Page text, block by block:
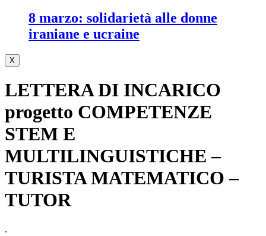
8 marzo: solidarietà alle donne
iraniane e ucraine
X
LETTERA DI INCARICO
progetto COMPETENZE
STEM E
MULTILINGUISTICHE –
TURISTA MATEMATICO –
TUTOR
.